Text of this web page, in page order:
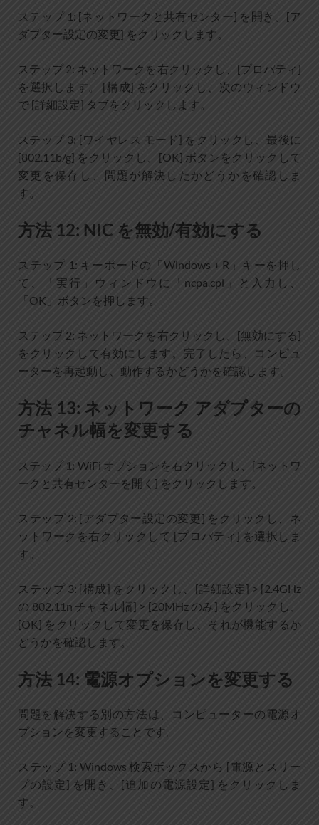
ステップ 1: [ネットワークと共有センター] を開き、[ア
ダプター設定の変更] をクリックします。
ステップ 2: ネットワークを右クリックし、[プロパティ]
を選択します。 [構成] をクリックし、次のウィンドウ
で [詳細設定] タブをクリックします。
ステップ 3: [ワイヤレス モード] をクリックし、最後に
[802.11b/g] をクリックし、[OK] ボタンをクリックして
変更を保存し、問題が解決したかどうかを確認しま
す。
方法 12: NIC を無効/有効にする
ステップ 1: キーボードの「Windows + R」キーを押し
て、「実行」ウィンドウに「ncpa.cpl」と入力し、
「OK」ボタンを押します。
ステップ 2: ネットワークを右クリックし、[無効にする]
をクリックして有効にします。完了したら、コンピュ
ーターを再起動し、動作するかどうかを確認します。
方法 13: ネットワーク アダプターの
チャネル幅を変更する
ステップ 1: WiFi オプションを右クリックし、[ネットワ
ークと共有センターを開く] をクリックします。
ステップ 2: [アダプター設定の変更] をクリックし、ネ
ットワークを右クリックして [プロパティ] を選択しま
す。
ステップ 3: [構成] をクリックし、[詳細設定] > [2.4GHz
の 802.11n チャネル幅] > [20MHz のみ] をクリックし、
[OK] をクリックして変更を保存し、それが機能するか
どうかを確認します。
方法 14: 電源オプションを変更する
問題を解決する別の方法は、コンピューターの電源オ
プションを変更することです。
ステップ 1: Windows 検索ボックスから [電源とスリー
プの設定] を開き、[追加の電源設定] をクリックしま
す。